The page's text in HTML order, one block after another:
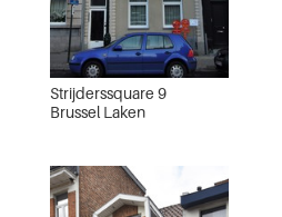
Strijderssquare 9
Brussel Laken